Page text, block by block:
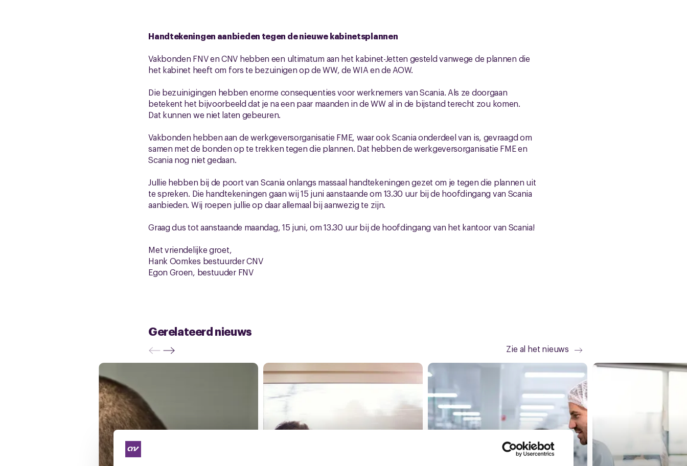
Handtekeningen aanbieden tegen de nieuwe kabinetsplannen
Vakbonden FNV en CNV hebben een ultimatum aan het kabinet-Jetten gesteld vanwege de plannen die
het kabinet heeft om fors te bezuinigen op de WW, de WIA en de AOW.
Die bezuinigingen hebben enorme consequenties voor werknemers van Scania. Als ze doorgaan
betekent het bijvoorbeeld dat je na een paar maanden in de WW al in de bijstand terecht zou komen.
Dat kunnen we niet laten gebeuren.
Vakbonden hebben aan de werkgeversorganisatie FME, waar ook Scania onderdeel van is, gevraagd om
samen met de bonden op te trekken tegen die plannen. Dat hebben de werkgeversorganisatie FME en
Scania nog niet gedaan.
Jullie hebben bij de poort van Scania onlangs massaal handtekeningen gezet om je tegen die plannen uit
te spreken. Die handtekeningen gaan wij 15 juni aanstaande om 13.30 uur bij de hoofdingang van Scania
aanbieden. Wij roepen jullie op daar allemaal bij aanwezig te zijn.
Graag dus tot aanstaande maandag, 15 juni, om 13.30 uur bij de hoofdingang van het kantoor van Scania!
Met vriendelijke groet,
Hank Oomkes bestuurder CNV
Egon Groen, bestuuder FNV
Gerelateerd nieuws
Zie al het nieuws